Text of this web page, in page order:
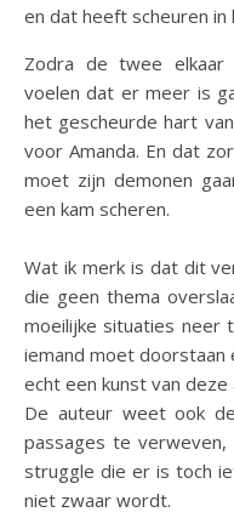
en dat heeft scheuren
Zodra de twee
voelen dat er meer is
het gescheurde hart
voor Amanda. En dat
moet zijn demonen
een kam scheren.
Wat ik merk is dat dit
die geen thema
moeilijke situaties neer
iemand moet doorstaan
echt een kunst van deze
De auteur weet ook
passages te
struggle die er is toch
niet zwaar wordt.